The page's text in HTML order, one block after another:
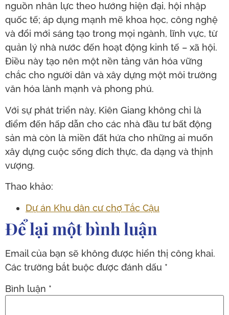
nguồn nhân lực theo hướng hiện đại, hội nhập
quốc tế; áp dụng mạnh mẽ khoa học, công nghệ
và đổi mới sáng tạo trong mọi ngành, lĩnh vực, từ
quản lý nhà nước đến hoạt động kinh tế – xã hội.
Điều này tạo nên một nền tảng văn hóa vững
chắc cho người dân và xây dựng một môi trường
văn hóa lành mạnh và phong phú.
Với sự phát triển này, Kiên Giang không chỉ là
điểm đến hấp dẫn cho các nhà đầu tư bất động
sản mà còn là miền đất hứa cho những ai muốn
xây dựng cuộc sống đích thực, đa dạng và thịnh
vượng.
Thao khảo:
Dự án Khu dân cư chợ Tắc Cậu
Để lại một bình luận
Email của bạn sẽ không được hiển thị công khai.
Các trường bắt buộc được đánh dấu *
Bình luận *